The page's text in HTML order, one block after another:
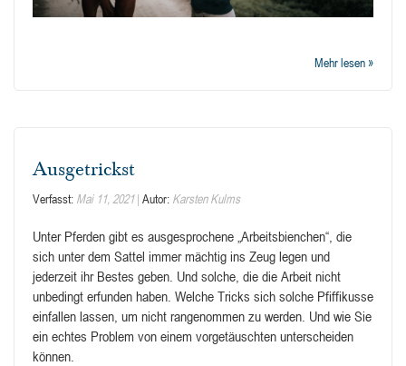
Mehr lesen »
Ausgetrickst
Verfasst: Mai 11, 2021 Autor: Karsten Kulms
Unter Pferden gibt es ausgesprochene „Arbeitsbienchen“, die
sich unter dem Sattel immer mächtig ins Zeug legen und
jederzeit ihr Bestes geben. Und solche, die die Arbeit nicht
unbedingt erfunden haben. Welche Tricks sich solche Pfiffikusse
einfallen lassen, um nicht rangenommen zu werden. Und wie Sie
ein echtes Problem von einem vorgetäuschten unterscheiden
können.